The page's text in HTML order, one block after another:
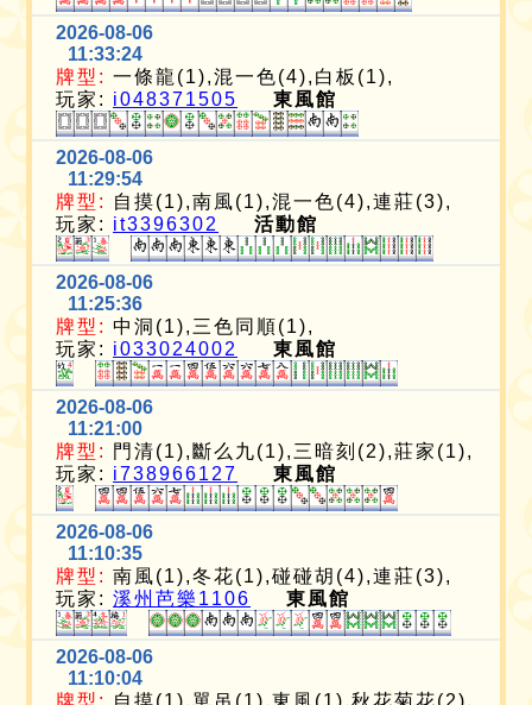
2026-08-06
11:33:24
牌型: 一條龍(1),混一色(4),白板(1),
玩家: i048371505 東風館
2026-08-06
11:29:54
牌型:
自摸(1),南風(1),混一色(4),連莊(3),
玩家: it3396302 活動館
2026-08-06
11:25:36
牌型: 中洞(1),三色同順(1),
玩家: i033024002 東風館
2026-08-06
11:21:00
牌型:
門清(1),斷么九(1),三暗刻(2),莊家(1),
玩家: i738966127 東風館
2026-08-06
11:10:35
牌型: 南風(1),冬花(1),碰碰胡(4),連莊(3),
玩家:溪州芭樂1106 東風館
2026-08-06
11:10:04
牌型:
自摸(1),單吊(1),東風(1),秋花菊花(2),